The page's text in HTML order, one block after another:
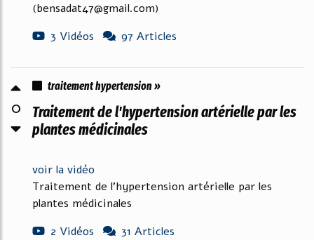
(bensadat47@gmail.com)
3 Vidéos
97 Articles
0
traitement hypertension »
Traitement de l'hypertension artérielle par les
plantes médicinales
voir la vidéo
Traitement de l'hypertension artérielle par les
plantes médicinales
2 Vidéos
31 Articles